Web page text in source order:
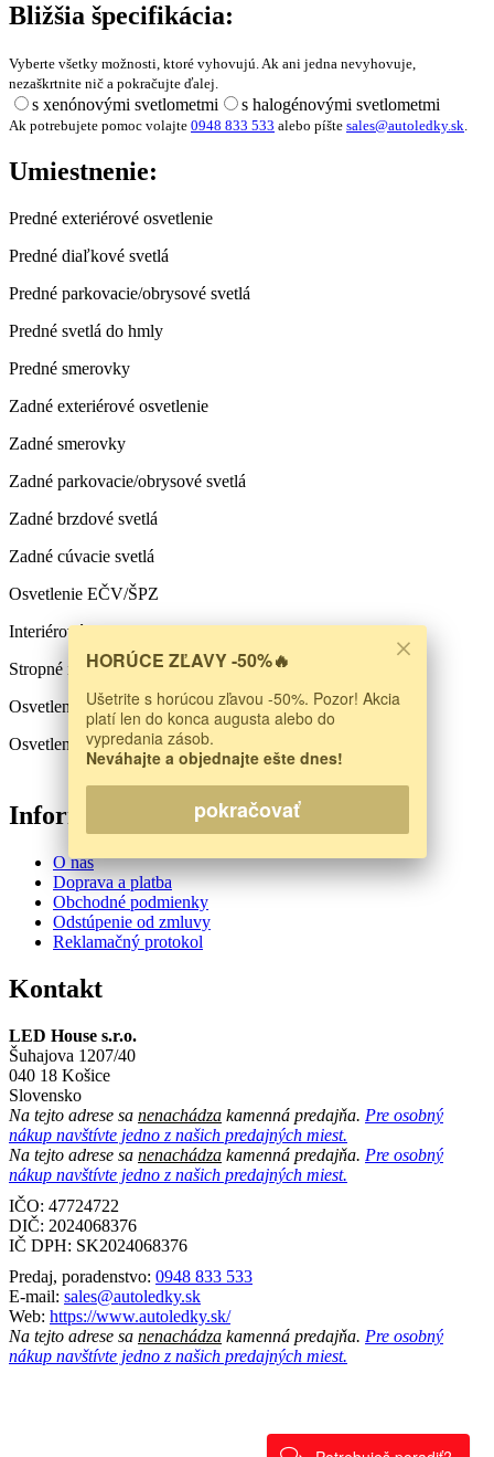
Bližšia špecifikácia:
Vyberte všetky možnosti, ktoré vyhovujú. Ak ani jedna nevyhovuje,
nezaškrtnite nič a pokračujte ďalej.
s xenónovými svetlometmi s halogénovými svetlometmi
Ak potrebujete pomoc volajte 0948 833 533 alebo píšte sales@autoledky.sk.
Umiestnenie:
Predné exteriérové osvetlenie
Predné diaľkové svetlá
Predné parkovacie/obrysové svetlá
Predné svetlá do hmly
Predné smerovky
Zadné exteriérové osvetlenie
Zadné smerovky
Zadné parkovacie/obrysové svetlá
Zadné brzdové svetlá
Zadné cúvacie svetlá
Osvetlenie EČV/ŠPZ
Interiérové osvetlenie
Stropné interiérové osvetlenie
Osvetlenie kufra
Osvetlenie skrinky spolujazdca
Informácie
O nás
Doprava a platba
Obchodné podmienky
Odstúpenie od zmluvy
Reklamačný protokol
Kontakt
LED House s.r.o.
Šuhajova 1207/40
040 18 Košice
Slovensko
Na tejto adrese sa nenachádza kamenná predajňa. Pre osobný
nákup navštívte jedno z našich predajných miest.
Na tejto adrese sa nenachádza kamenná predajňa. Pre osobný
nákup navštívte jedno z našich predajných miest.
IČO: 47724722
DIČ: 2024068376
IČ DPH: SK2024068376
Predaj, poradenstvo: 0948 833 533
E-mail: sales@autoledky.sk
Web: https://www.autoledky.sk/
Na tejto adrese sa nenachádza kamenná predajňa. Pre osobný
nákup navštívte jedno z našich predajných miest.
HORÚCE ZĽAVY -50%🔥
Ušetrite s horúcou zľavou -50%. Pozor! Akcia
platí len do konca augusta alebo do
vypredania zásob.
Neváhajte a objednajte ešte dnes!
pokračovať